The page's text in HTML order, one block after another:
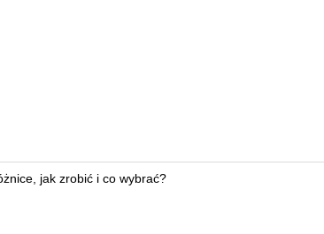
jak zrobić i co wybrać?